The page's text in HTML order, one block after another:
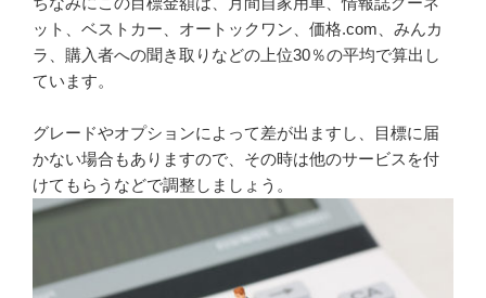
ット、ベストカー、オートックワン、価格.com、みんカ
ラ、購入者への聞き取りなどの上位30％の平均で算出し
ています。
グレードやオプションによって差が出ますし、目標に届
かない場合もありますので、その時は他のサービスを付
けてもらうなどで調整しましょう。